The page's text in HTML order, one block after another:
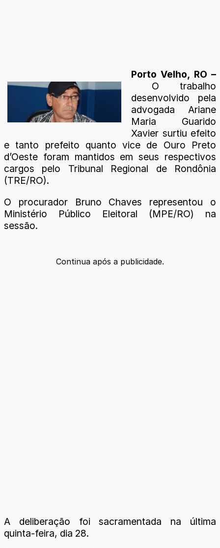
Porto Velho, RO –
O trabalho
desenvolvido pela
advogada Ariane
Maria Guarido
Xavier surtiu efeito
e tanto prefeito quanto vice de Ouro Preto
d’Oeste foram mantidos em seus respectivos
cargos pelo Tribunal Regional de Rondônia
(TRE/RO).
O procurador Bruno Chaves representou o
Ministério Público Eleitoral (MPE/RO) na
sessão.
Continua após a publicidade.
A deliberação foi sacramentada na última
quinta-feira, dia 28.